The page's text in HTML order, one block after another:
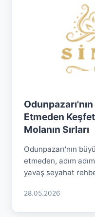
Etmeden
Molanın Sırları
Odunpazarı'nın
etmeden, adım
yavaş seyahat
28.05.2026